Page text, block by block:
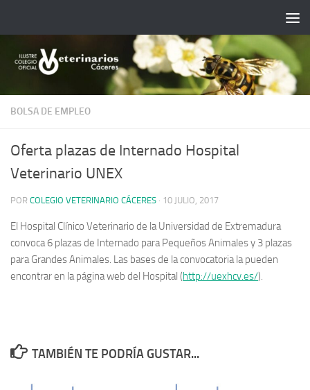
BOLSA DE EMPLEO
Oferta plazas de Internado Hospital
Veterinario UNEX
POR COLEGIO VETERINARIO CÁCERES · 10 JULIO, 2017
El Hospital Clínico Veterinario de la Universidad de Extremadura
convoca 6 plazas de Internado para Pequeños Animales y 3 plazas
para Grandes Animales. Las bases de la convocatoria la pueden
encontrar en la página web del Hospital (http://uexhcv.es/).
TAMBIÉN TE PODRÍA GUSTAR...